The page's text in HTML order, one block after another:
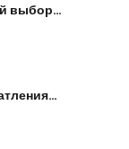
выбор…